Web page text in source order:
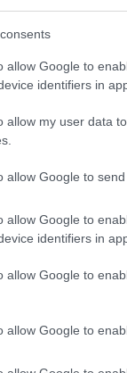
allow Google to
identifiers in
allow my user data
allow Google to
allow Google to
identifiers in
allow Google to
allow Google to
η
όλες
το proson.gr